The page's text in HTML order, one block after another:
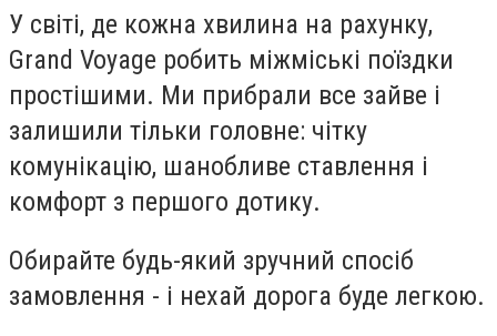
У світі, де кожна хвилина на рахунку,
Grand Voyage робить міжміські поїздки
простішими. Ми прибрали все зайве і
залишили тільки головне: чітку
комунікацію, шанобливе ставлення і
комфорт з першого дотику.
Обирайте будь-який зручний спосіб
замовлення - і нехай дорога буде легкою.